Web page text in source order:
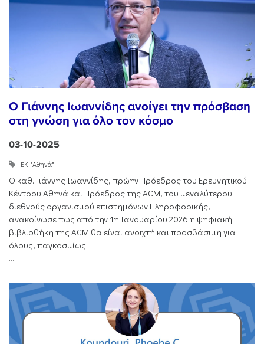
Ο Γιάννης Ιωαννίδης ανοίγει την πρόσβαση
στη γνώση για όλο τον κόσμο
03-10-2025
ΕΚ "Αθηνά"
Ο καθ. Γιάννης Ιωαννίδης, πρώην Πρόεδρος του Ερευνητικού
Κέντρου Αθηνά και Πρόεδρος της ACM, του μεγαλύτερου
διεθνούς οργανισμού επιστημόνων Πληροφορικής,
ανακοίνωσε πως από την 1η Ιανουαρίου 2026 η ψηφιακή
βιβλιοθήκη της ACM θα είναι ανοιχτή και προσβάσιμη για
όλους, παγκοσμίως.
...